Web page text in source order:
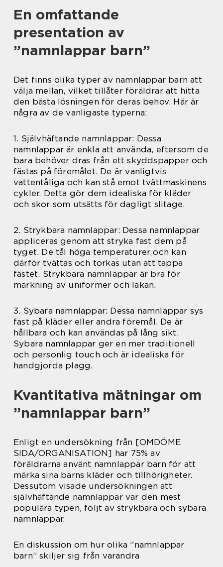
En omfattande
presentation av
”namnlappar barn”
Det finns olika typer av namnlappar barn att
välja mellan, vilket tillåter föräldrar att hitta
den bästa lösningen för deras behov. Här är
några av de vanligaste typerna:
1. Självhäftande namnlappar: Dessa
namnlappar är enkla att använda, eftersom de
bara behöver dras från ett skyddspapper och
fästas på föremålet. De är vanligtvis
vattentåliga och kan stå emot tvättmaskinens
cykler. Detta gör dem idealiska för kläder
och skor som utsätts för dagligt slitage.
2. Strykbara namnlappar: Dessa namnlappar
appliceras genom att stryka fast dem på
tyget. De tål höga temperaturer och kan
därför tvättas och torkas utan att tappa
fästet. Strykbara namnlappar är bra för
märkning av uniformer och lakan.
3. Sybara namnlappar: Dessa namnlappar sys
fast på kläder eller andra föremål. De är
hållbara och kan användas på lång sikt.
Sybara namnlappar ger en mer traditionell
och personlig touch och är idealiska för
handgjorda plagg.
Kvantitativa mätningar om
”namnlappar barn”
Enligt en undersökning från [OMDÖME
SIDA/ORGANISATION] har 75% av
föräldrarna använt namnlappar barn för att
märka sina barns kläder och tillhörigheter.
Dessutom visade undersökningen att
självhäftande namnlappar var den mest
populära typen, följt av strykbara och sybara
namnlappar.
En diskussion om hur olika ”namnlappar
barn” skiljer sig från varandra